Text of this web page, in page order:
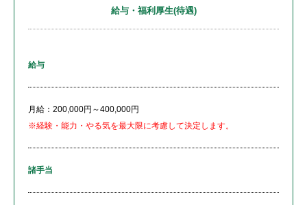
給与・福利厚生(待遇)
給与
月給：200,000円～400,000円
※経験・能力・やる気を最大限に考慮して決定します。
諸手当